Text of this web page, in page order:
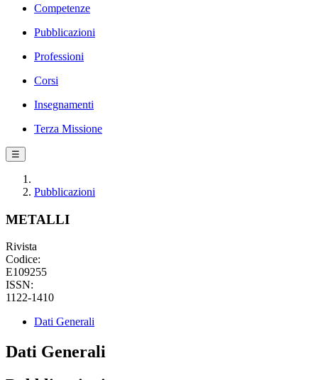
Competenze
Pubblicazioni
Professioni
Corsi
Insegnamenti
Terza Missione
☰
Pubblicazioni
METALLI
Rivista
Codice:
E109255
ISSN:
1122-1410
Dati Generali
Dati Generali